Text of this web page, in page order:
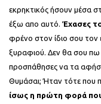
εκρηκτικός ήσουν μέσα
έξω απο αυτό. Έχασες
φρένο στον ίδιο σου τον
ξυραφιού. Δεν θα σου πω
προσπάθησες να τα
Θυμάσαι; Ήταν τότε που
ίσως η πρώτη φορά